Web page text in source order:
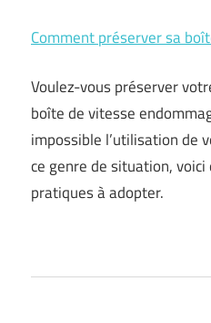
Comment préserver sa
Voulez-vous préserver
boîte de vitesse
impossible l’utilisation de
ce genre de situation,
pratiques à adopter.